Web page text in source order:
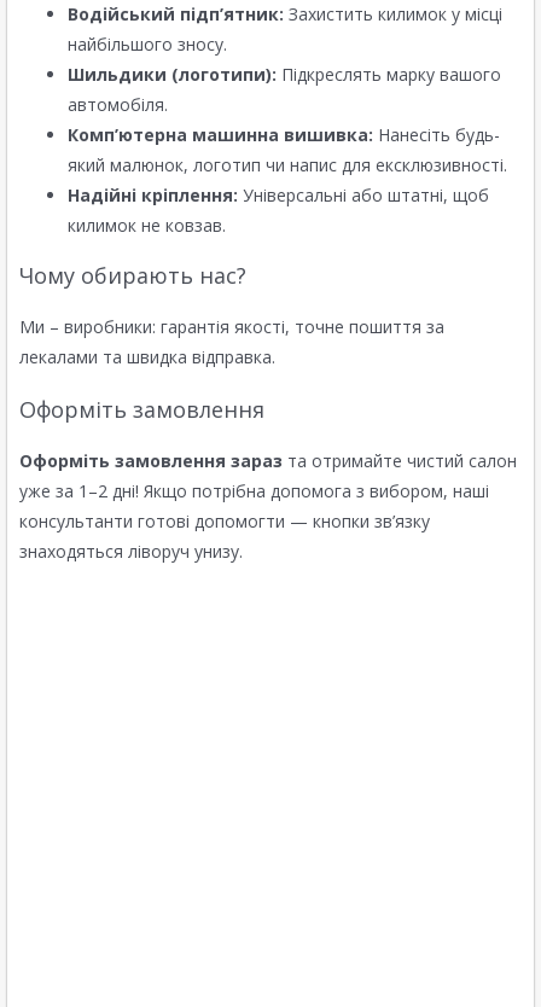
Водійський підп’ятник: Захистить килимок у місці
найбільшого зносу.
Шильдики (логотипи): Підкреслять марку вашого
автомобіля.
Комп’ютерна машинна вишивка: Нанесіть будь-
який малюнок, логотип чи напис для ексклюзивності.
Надійні кріплення: Універсальні або штатні, щоб
килимок не ковзав.
Чому обирають нас?
Ми – виробники: гарантія якості, точне пошиття за
лекалами та швидка відправка.
Оформіть замовлення
Оформіть замовлення зараз та отримайте чистий салон
уже за 1–2 дні! Якщо потрібна допомога з вибором, наші
консультанти готові допомогти — кнопки зв’язку
знаходяться ліворуч унизу.